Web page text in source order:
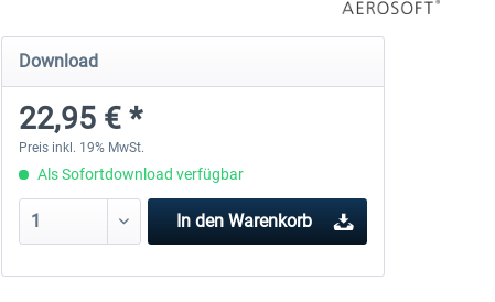
Download
22,95 € *
Preis inkl. 19% MwSt.
Als Sofortdownload verfügbar
In den Warenkorb